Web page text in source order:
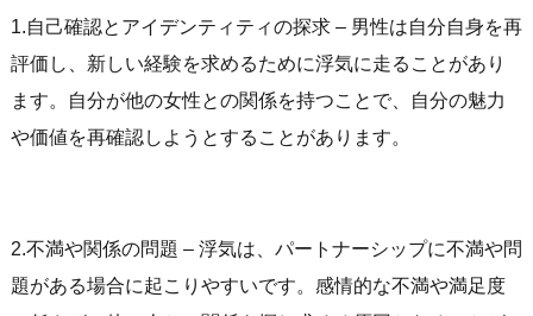
1.自己確認とアイデンティティの探求 – 男性は自分自身を再
評価し、新しい経験を求めるために浮気に走ることがあり
ます。自分が他の女性との関係を持つことで、自分の魅力
や価値を再確認しようとすることがあります。
2.不満や関係の問題 – 浮気は、パートナーシップに不満や問
題がある場合に起こりやすいです。感情的な不満や満足度